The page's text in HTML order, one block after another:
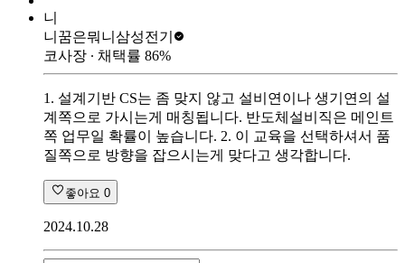
니
니꿈은뭐니 삼성전기
코사장 ∙ 채택률 86%
1. 설계기반 CS는 좀 맞지 않고 설비연이나 생기연의 설
계쪽으로 가시는게 매칭됩니다. 반도체설비직은 메인트
쪽 업무일 확률이 높습니다. 2. 이 교육을 선택하셔서 품
질쪽으로 방향을 잡으시는게 맞다고 생각합니다.
좋아요 0
2024.10.28